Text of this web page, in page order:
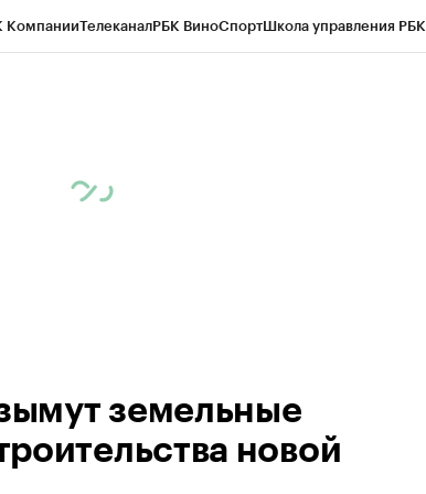
КомпанииТелеканалРБК ВиноСпортШкола управления РБК
земельные
новой